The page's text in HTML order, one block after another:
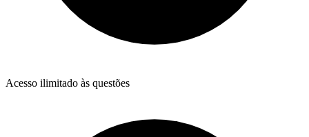
Acesso ilimitado às questões